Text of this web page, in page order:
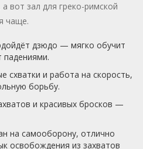
вот зал для греко-римской
чаще.
дзюдо — мягко обучит
падениями.
схватки и работа на скорость,
борьбу.
и красивых бросков —
на самооборону, отлично
освобождения из захватов